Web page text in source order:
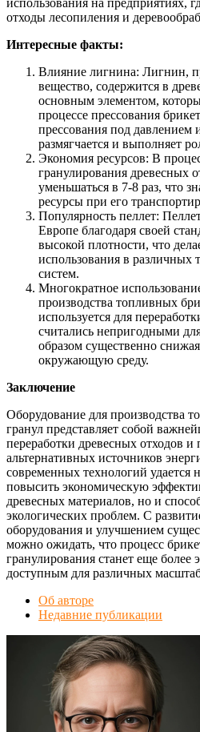
отходы лесопиления и
Интересные факты:
Влияние лигнина: Лигнин,
вещество, содержится в
основным элементом,
процессе прессования
прессования под давлением
размягчается и выполняет
Экономия ресурсов: В
гранулирования древесных
уменьшаться в 7-8 раз, что
ресурсы при его
Популярность пеллет:
Европе благодаря своей
высокой плотности, что
использования в различных
систем.
Многократное
производства топливных
используется для
считались непригодными
образом существенно
окружающую среду.
Заключение
Оборудование для производства
гранул представляет собой
переработки древесных отходов и
альтернативных источников
современных технологий удается
повысить экономическую
древесных материалов, но и
экологических проблем. С
оборудования и улучшением
можно ожидать, что процесс
гранулирования станет еще
доступным для различных
Об авторе
Недавние публикации